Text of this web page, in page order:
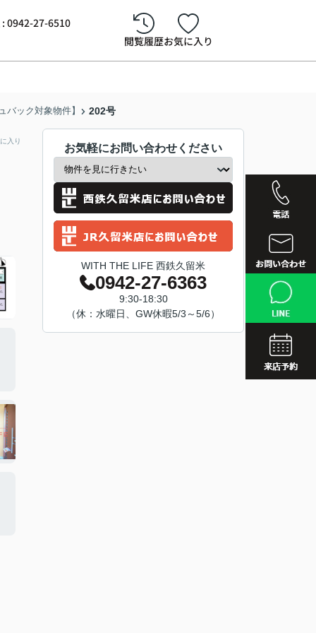
0942-27-6510
閲覧履歴お気に入り
西鉄久
JR久留
西鉄久
JR久留
ック対象物件】 202号
入り
お気軽にお問い合わせください
WITH THE LIFE 西鉄久留米
0942-27-6363
9:30-18:30
（休：水曜日、GW休暇5/3～5/6）